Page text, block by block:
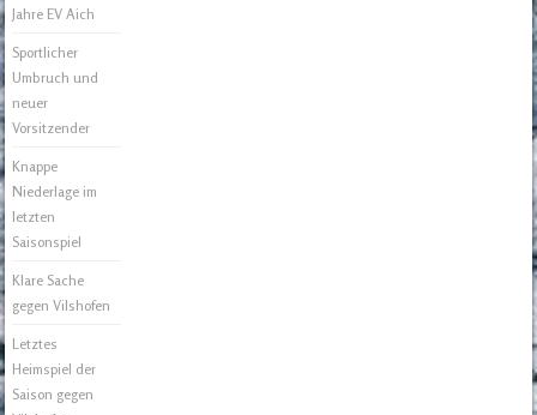
Jahre EV Aich
Sportlicher
Umbruch und
neuer
Vorsitzender
Knappe
Niederlage im
letzten
Saisonspiel
Klare Sache
gegen Vilshofen
Letztes
Heimspiel der
Saison gegen